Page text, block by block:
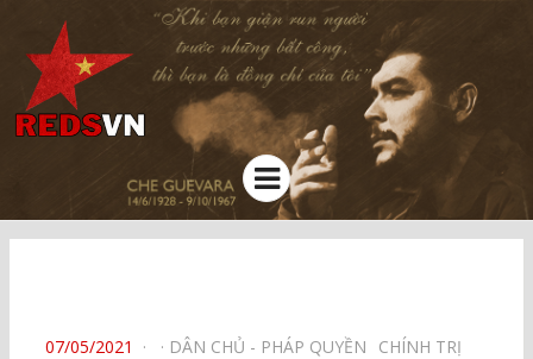
Kênh chia sẻ tri thức cộng đồng
Menu
POSTED
07/05/2021 DÂN CHỦ - PHÁP QUYỀN⠀ CHÍNH TRỊ⠀